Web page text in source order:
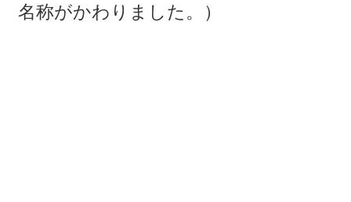
名称がかわりました。）